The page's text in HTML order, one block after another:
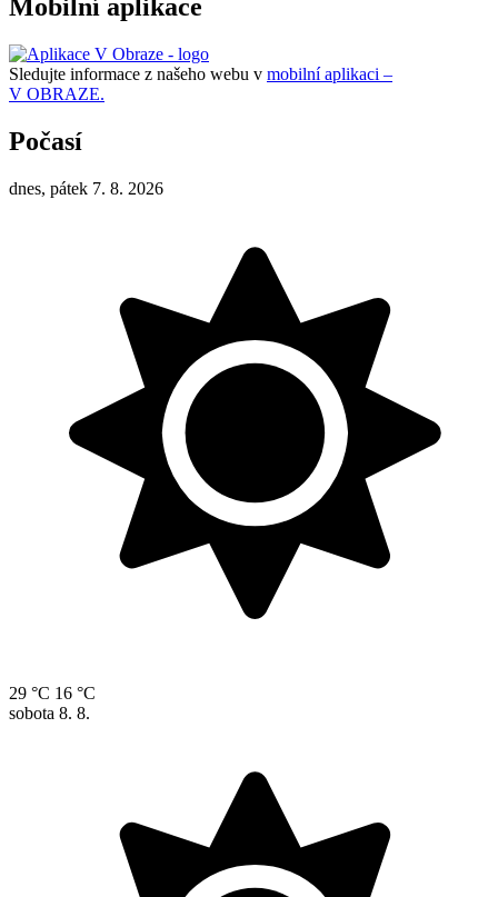
Mobilní aplikace
Sledujte informace z našeho webu v mobilní aplikaci –
V OBRAZE.
Počasí
dnes, pátek 7. 8. 2026
29 °C 16 °C
sobota 8. 8.